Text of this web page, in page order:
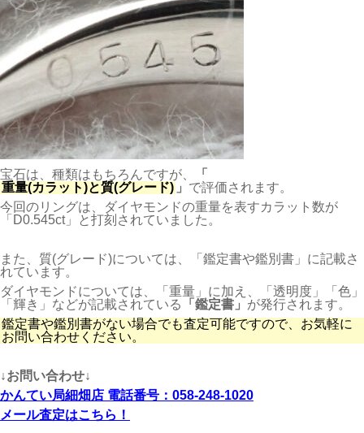
宝石は、種類はもちろんですが、
「
重量(カラット)と質(グレード) 」 で評価されます。
今回のリングは、ダイヤモンドの重量を表すカラット数が
「D0.545ct」と打刻されていました。
また、質(グレード)については、「鑑定書や鑑別書」に記載さ
れています。
ダイヤモンドについては、「重量」に加え、「透明度」「色」
「輝き」などが記載されている
「鑑定書」 が発行されます。
鑑定書や鑑別書がない場合でも査定可能ですので、お気軽に
お問い合わせください。
↓お問い合わせ↓
かんてい局細畑店 電話番号：058-248-1020
メール査定はこちら！